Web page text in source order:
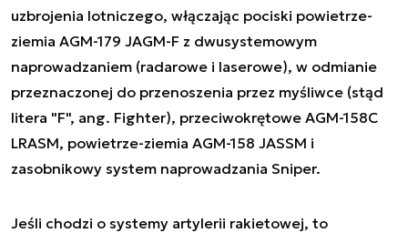
uzbrojenia lotniczego, włączając pociski powietrze-
ziemia AGM-179 JAGM-F z dwusystemowym
naprowadzaniem (radarowe i laserowe), w odmianie
przeznaczonej do przenoszenia przez myśliwce (stąd
litera "F", ang. Fighter), przeciwokrętowe AGM-158C
LRASM, powietrze-ziemia AGM-158 JASSM i
zasobnikowy system naprowadzania Sniper.
Jeśli chodzi o systemy artylerii rakietowej, to